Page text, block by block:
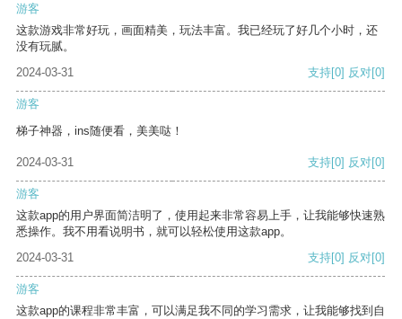
游客
这款游戏非常好玩，画面精美，玩法丰富。我已经玩了好几个小时，还
没有玩腻。
2024-03-31
支持[0] 反对[0]
游客
梯子神器，ins随便看，美美哒！
2024-03-31 支持[0] 反对[0]
游客
这款app的用户界面简洁明了，使用起来非常容易上手，让我能够快速熟
悉操作。我不用看说明书，就可以轻松使用这款app。
2024-03-31
支持[0] 反对[0]
游客
这款app的课程非常丰富，可以满足我不同的学习需求，让我能够找到自